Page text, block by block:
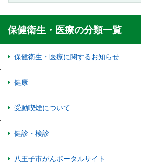
保健衛生・医療の分類一覧
保健衛生・医療に関するお知らせ
健康
受動喫煙について
健診・検診
八王子市がんポータルサイト